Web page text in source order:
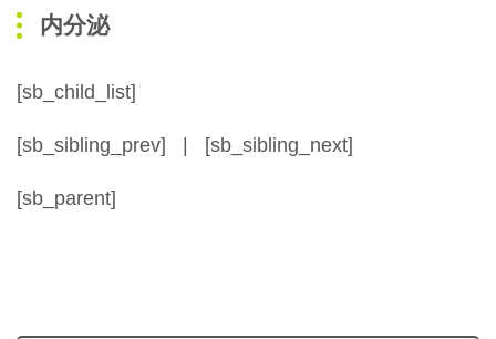
内分泌
[sb_child_list]
[sb_sibling_prev] | [sb_sibling_next]
[sb_parent]